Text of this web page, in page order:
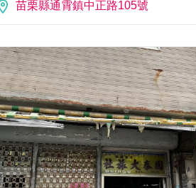
苗栗縣通霄鎮中正路105號